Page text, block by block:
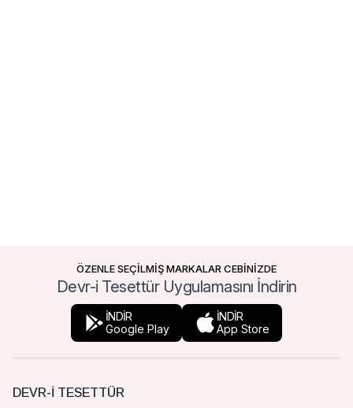
ÖZENLE SEÇİLMİŞ MARKALAR CEBİNİZDE
Devr-i Tesettür Uygulamasını İndirin
İNDİR
Google Play
İNDİR
App Store
DEVR-I TESETTÜR